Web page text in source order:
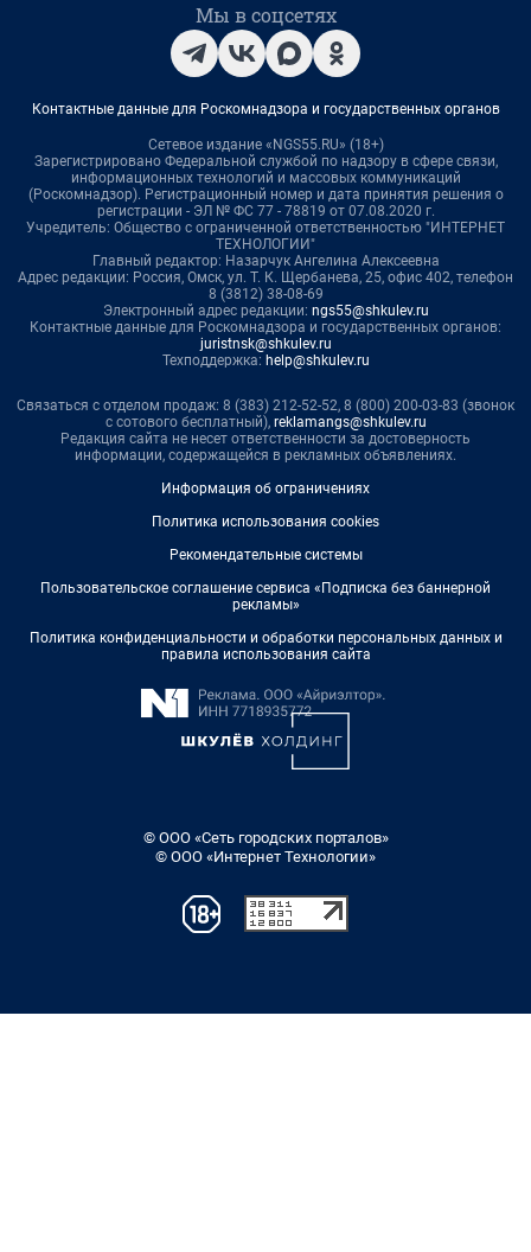
Мы в соцсетях
Контактные данные для Роскомнадзора и государственных органов
Сетевое издание «NGS55.RU» (18+)
Зарегистрировано Федеральной службой по надзору в сфере связи,
информационных технологий и массовых коммуникаций
(Роскомнадзор). Регистрационный номер и дата принятия решения о
регистрации - ЭЛ № ФС 77 - 78819 от 07.08.2020 г.
Учредитель: Общество с ограниченной ответственностью "ИНТЕРНЕТ
ТЕХНОЛОГИИ"
Главный редактор: Назарчук Ангелина Алексеевна
Адрес редакции: Россия, Омск, ул. Т. К. Щербанева, 25, офис 402, телефон
8 (3812) 38-08-69
Электронный адрес редакции: ngs55@shkulev.ru
Контактные данные для Роскомнадзора и государственных органов:
juristnsk@shkulev.ru
Техподдержка: help@shkulev.ru
Связаться с отделом продаж: 8 (383) 212-52-52, 8 (800) 200-03-83 (звонок
с сотового бесплатный), reklamangs@shkulev.ru
Редакция сайта не несет ответственности за достоверность
информации, содержащейся в рекламных объявлениях.
Информация об ограничениях
Политика использования cookies
Рекомендательные системы
Пользовательское соглашение сервиса «Подписка без баннерной
рекламы»
Политика конфиденциальности и обработки персональных данных и
правила использования сайта
© ООО «Сеть городских порталов»
© ООО «Интернет Технологии»